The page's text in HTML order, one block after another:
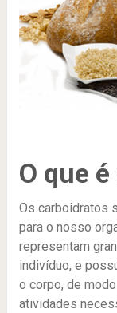
O que
Os carboidratos
para o nosso
representam
indivíduo, e
o corpo, de
atividades